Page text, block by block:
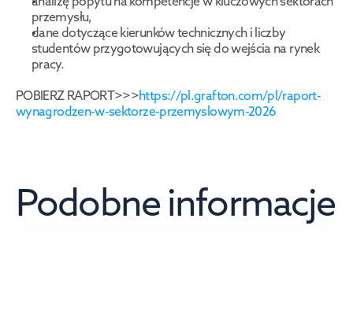
przemysłu,
dane dotyczące kierunków technicznych i liczby
studentów przygotowujących się do wejścia na rynek
pracy.
POBIERZ RAPORT>>>https://pl.grafton.com/pl/raport-
wynagrodzen-w-sektorze-przemyslowym-2026
Podobne informacje